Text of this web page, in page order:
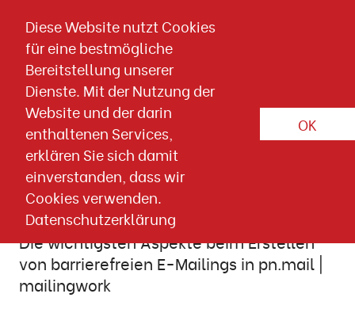
Diese Website nutzt Cookies
für eine bestmögliche
Bereitstellung unserer
Dienste. Mit der Nutzung der
Website und der darin
enthaltenen Services,
erklären Sie sich damit
einverstanden, dass wir
Cookies verwenden.
Datenschutzerklärung
OK
Download-Detailseite
17. JULI 2024 Wissen & Downloads
PRAXISTIPPS BARRIEREFREIHEIT
DESIGN
Barrierefreie E-Mailings
Die wichtigsten Aspekte beim Erstellen
von barrierefreien E-Mailings in pn.mail |
mailingwork